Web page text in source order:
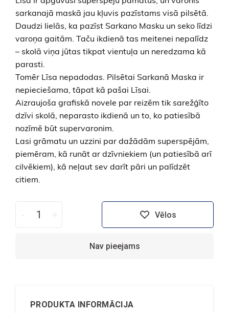
sarkanajā maskā jau kļuvis pazīstams visā pilsētā.
Daudzi lielās, ka pazīst Sarkano Masku un seko līdzi
varoņa gaitām. Taču ikdienā tas meitenei nepalīdz
– skolā viņa jūtas tikpat vientuļa un neredzama kā
parasti.
Tomēr Līsa nepadodas. Pilsētai Sarkanā Maska ir
nepieciešama, tāpat kā pašai Līsai.
Aizraujoša grafiskā novele par reizēm tik sarežģīto
dzīvi skolā, neparasto ikdienā un to, ko patiesībā
nozīmē būt supervaronim.
Lasi grāmatu un uzzini par dažādām superspējām,
piemēram, kā runāt ar dzīvniekiem (un patiesībā arī
cilvēkiem), kā neļaut sev darīt pāri un palīdzēt
citiem.
- + Vēlos
Nav pieejams
PRODUKTA INFORMĀCIJA